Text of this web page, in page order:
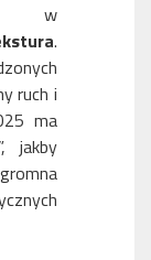
w
.
ruch i
ma
jakby